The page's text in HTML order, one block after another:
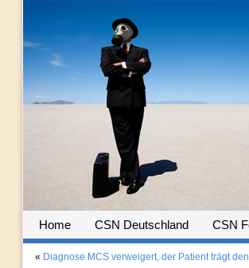
Home CSN Deutschland CSN
« Diagnose MCS verweigert, der Patient trägt